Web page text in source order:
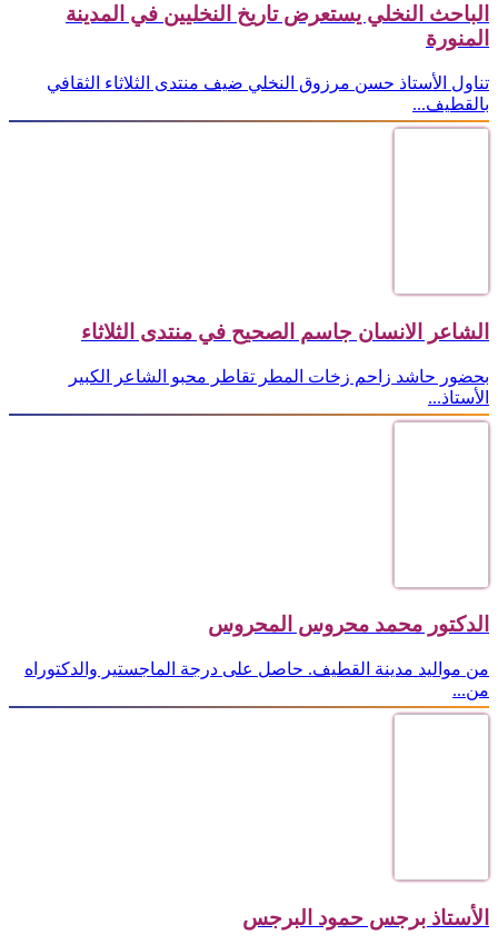
الباحث النخلي يستعرض تاريخ النخليين في المدينة
المنورة
تناول الأستاذ حسن مرزوق النخلي ضيف منتدى الثلاثاء الثقافي
بالقطيف...
الشاعر الانسان جاسم الصحيح في منتدى الثلاثاء
بحضور حاشد زاحم زخات المطر تقاطر محبو الشاعر الكبير
الأستاذ...
الدكتور محمد محروس المحروس
من مواليد مدينة القطيف. حاصل على درجة الماجستير والدكتوراه
من...
الأستاذ برجس حمود البرجس